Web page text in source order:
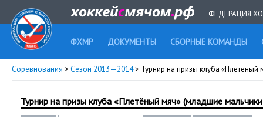
ФЕДЕРАЦИЯ
ФХМР ДОКУМЕНТЫ СБОРНЫЕ КОМАНДЫ
Соревнования > Сезон 2013—2014> Турнир на призы клуба «Плетёный
Турнир на призы клуба «Плетёный мяч» (младшие